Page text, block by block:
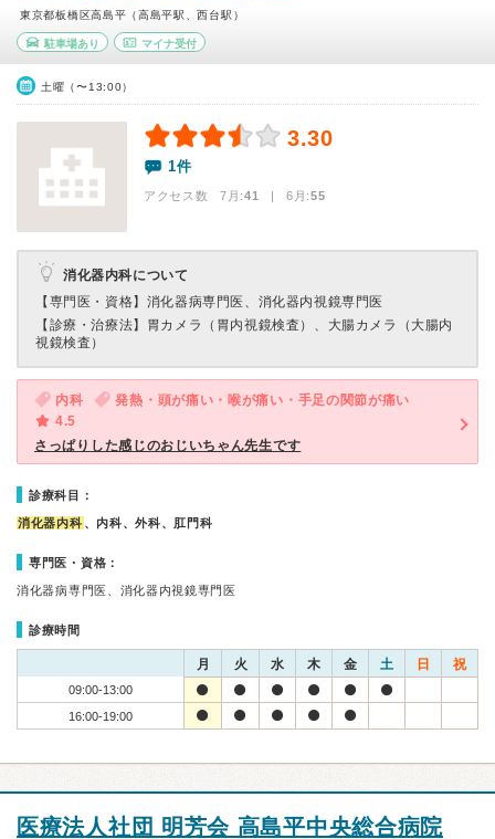
東京都板橋区高島平（高島平駅、西台駅）
駐車場あり マイナ受付
土曜（〜13:00）
3.30
1件
アクセス数 7月:41 | 6月:55
消化器内科について
【専門医・資格】 消化器病専門医、消化器内視鏡専門医
【診療・治療法】 胃カメラ（胃内視鏡検査）、大腸カメラ（大腸内
視鏡検査）
内科
発熱・頭が痛い・喉が痛い・手足の関節が痛い
4.5
さっぱりした感じのおじいちゃん先生です
診療科目：
消化器内科 、内科、外科、肛門科
専門医・資格：
消化器病専門医、消化器内視鏡専門医
診療時間
月 火 水 木 金 土 日 祝
09:00-13:00
16:00-19:00
医療法人社団 明芳会 高島平中央総合病院